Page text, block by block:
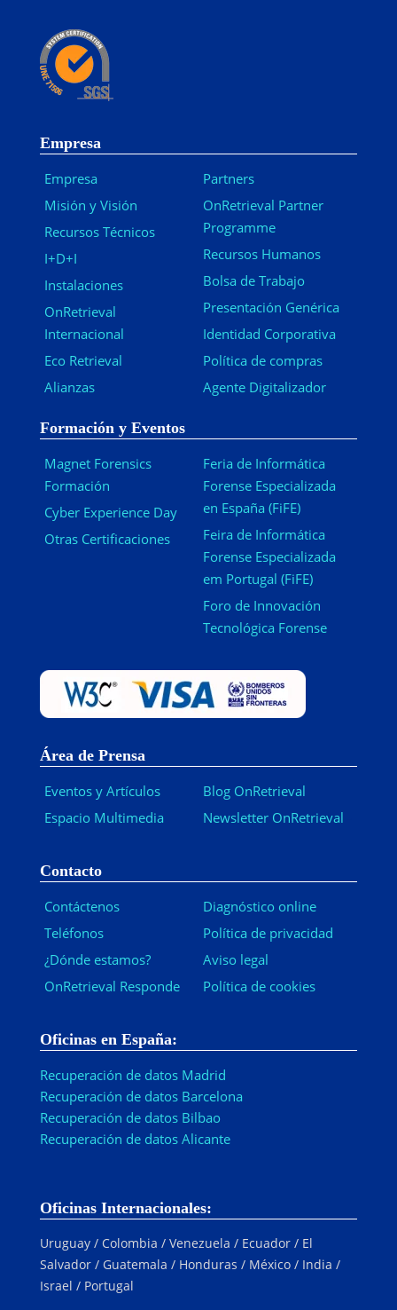
Empresa
Empresa
Misión y Visión
Recursos Técnicos
I+D+I
Instalaciones
OnRetrieval
Internacional
Eco Retrieval
Alianzas
Partners
OnRetrieval Partner
Programme
Recursos Humanos
Bolsa de Trabajo
Presentación Genérica
Identidad Corporativa
Política de compras
Agente Digitalizador
Formación y Eventos
Magnet Forensics
Formación
Cyber Experience Day
Otras Certificaciones
Feria de Informática
Forense Especializada
en España (FiFE)
Feira de Informática
Forense Especializada
em Portugal (FiFE)
Foro de Innovación
Tecnológica Forense
Área de Prensa
Eventos y Artículos
Espacio Multimedia
Blog OnRetrieval
Newsletter OnRetrieval
Contacto
Contáctenos
Teléfonos
¿Dónde estamos?
OnRetrieval Responde
Diagnóstico online
Política de privacidad
Aviso legal
Política de cookies
Oficinas en España:
Recuperación de datos Madrid
Recuperación de datos Barcelona
Recuperación de datos Bilbao
Recuperación de datos Alicante
Oficinas Internacionales:
Uruguay / Colombia / Venezuela / Ecuador / El
Salvador / Guatemala / Honduras / México / India /
Israel / Portugal